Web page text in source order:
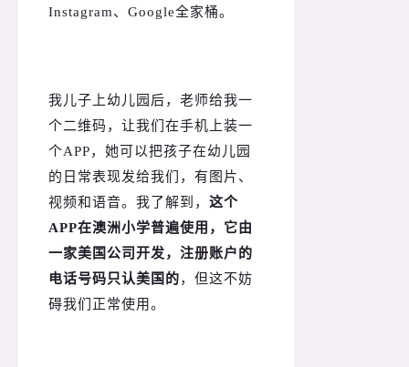
Instagram、Google全家桶。
我儿子上幼儿园后，老师给我一
个二维码，让我们在手机上装一
个APP，她可以把孩子在幼儿园
的日常表现发给我们，有图片、
视频和语音。 我了解到， 这个
APP在澳洲小学普遍使用，它由
一家美国公司开发，注册账户的
电话号码只认美国的，但这不妨
碍我们正常使用。